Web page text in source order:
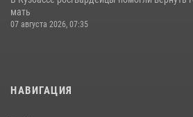
мать
07 августа 2026, 07:35
НАВИГАЦИЯ